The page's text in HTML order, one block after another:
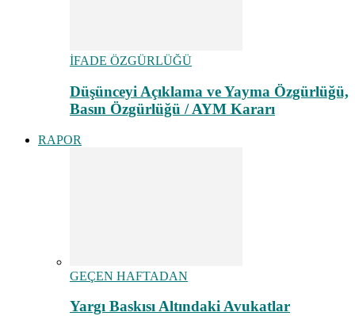
İFADE ÖZGÜRLÜĞÜ
Düşünceyi Açıklama ve Yayma Özgürlüğü,
Basın Özgürlüğü / AYM Kararı
RAPOR
GEÇEN HAFTADAN
Yargı Baskısı Altındaki Avukatlar